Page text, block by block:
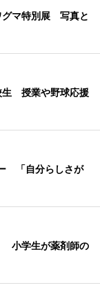
グマ特別展 写真と
生 授業や野球応援
「自分らしさが
小学生が薬剤師の